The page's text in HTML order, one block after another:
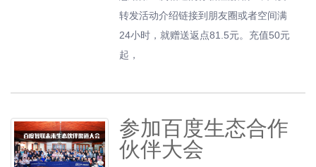
转发活动介绍链接到朋友圈或者空间满
24小时，就赠送返点81.5元。充值50元
起，
参加百度生态合作
伙伴大会